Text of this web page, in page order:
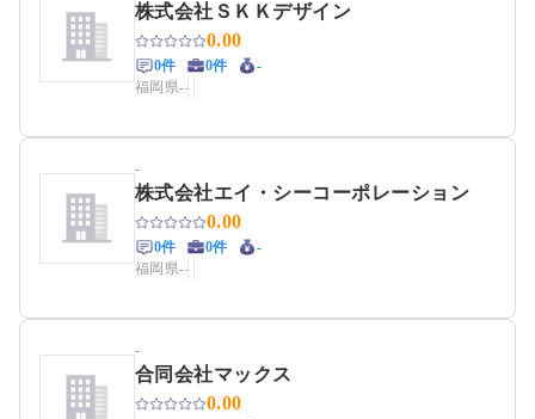
株式会社ＳＫＫデザイン
0.00
0件 0件
-
福岡県--
-
株式会社エイ・シーコーポレーション
0.00
0件 0件
-
福岡県--
-
合同会社マックス
0.00